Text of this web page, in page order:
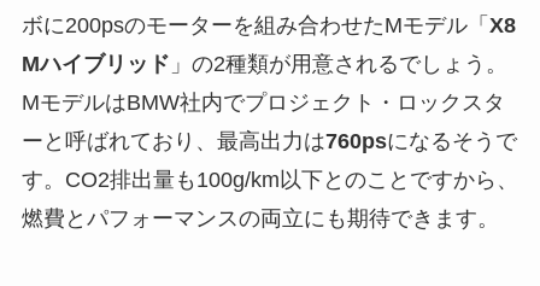
ボに200psのモーターを組み合わせたMモデル「 X8
Mハイブリッド 」の2種類が用意されるでしょう。
MモデルはBMW社内でプロジェクト・ロックスタ
ーと呼ばれており、最高出力は760psになるそうで
す。CO2排出量も100g/km以下とのことですから、
燃費とパフォーマンスの両立にも期待できます。